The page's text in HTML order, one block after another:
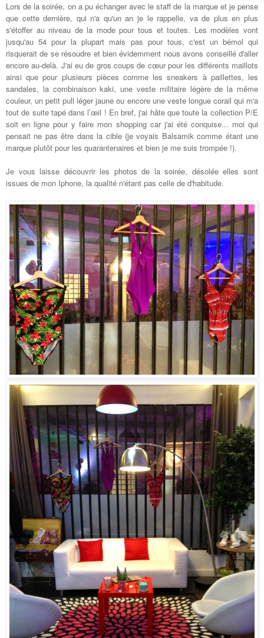
Lors de la soirée, on a pu échanger avec le staff de la marque et je pense
que cette dernière, qui n'a qu'un an je le rappelle, va de plus en plus
s'étoffer au niveau de la mode pour tous et toutes. Les modèles vont
jusqu'au 54 pour la plupart mais pas pour tous, c'est un bémol qui
risquerait de se résoudre et bien évidemment nous avons conseillé d'aller
encore au-delà. J'ai eu de gros coups de cœur pour les différents maillots
ainsi que pour plusieurs pièces comme les sneakers à paillettes, les
sandales, la combinaison kaki, une veste militaire légère de la même
couleur, un petit pull léger jaune ou encore une veste longue corail qui m'a
tout de suite tapé dans l’œil ! En bref, j'ai hâte que toute la collection P/E
soit en ligne pour y faire mon shopping car j'ai été conquise... moi qui
pensait ne pas être dans la cible (je voyais Balsamik comme étant une
marque plutôt pour les quarantenaires et bien je me suis trompée !).
Je vous laisse découvrir les photos de la soirée, désolée elles sont
issues de mon Iphone, la qualité n'étant pas celle de d'habitude.